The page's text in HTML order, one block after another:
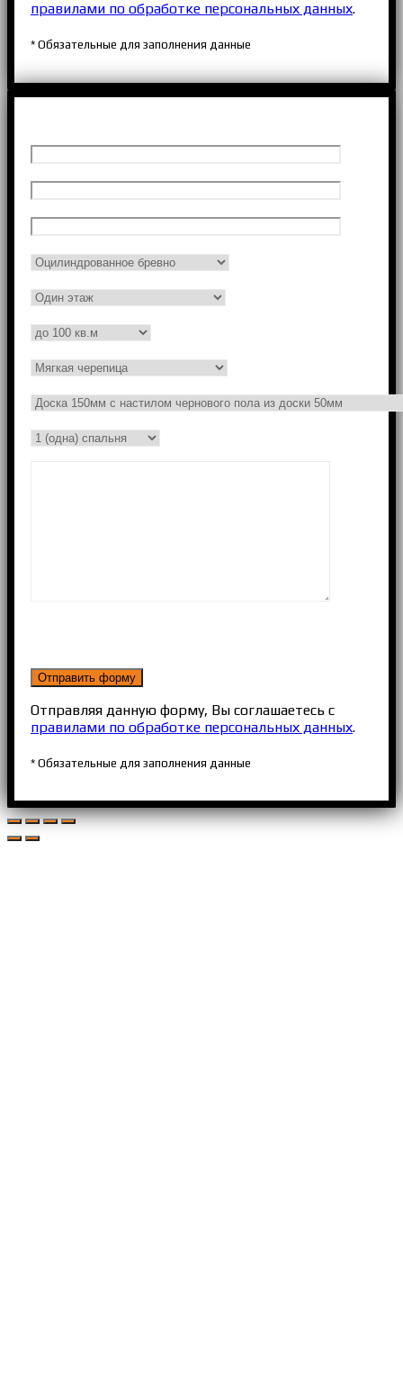
правилами по обработке персональных данных.
* Обязательные для заполнения данные
Отправляя данную форму, Вы соглашаетесь с
правилами по обработке персональных данных.
* Обязательные для заполнения данные